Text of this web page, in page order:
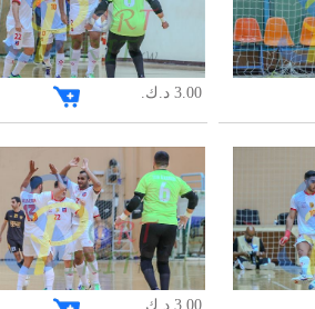
3.00 د.ك.
3.00 د.ك.